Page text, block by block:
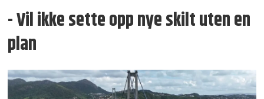
- Vil ikke sette opp nye skilt uten en
plan